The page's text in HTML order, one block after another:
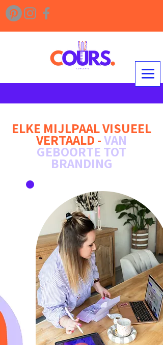
ELKE MIJLPAAL VISUEEL
VERTAALD -VAN
GEBOORTE TOT
BRANDING